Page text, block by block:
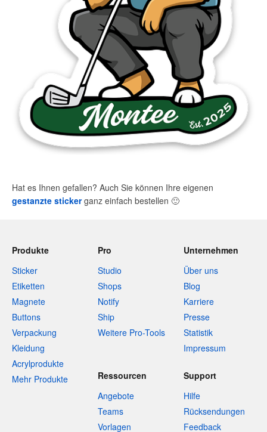
Hat es Ihnen gefallen? Auch Sie können Ihre eigenen
gestanzte stickerganz einfach bestellen 🙂
Produkte
Sticker
Etiketten
Magnete
Buttons
Verpackung
Kleidung
Acrylprodukte
Mehr Produkte
Pro
Studio
Shops
Notify
Ship
Weitere Pro-Tools
Unternehmen
Über uns
Blog
Karriere
Presse
Statistik
Impressum
Ressourcen
Angebote
Teams
Vorlagen
Support
Hilfe
Rücksendungen
Feedback